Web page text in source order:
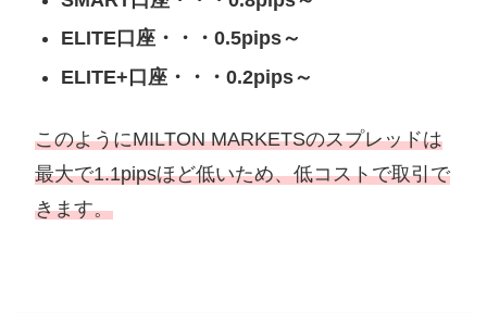
ELITE口座・・・0.5pips～
ELITE+口座・・・0.2pips～
このようにMILTON MARKETSのスプレッドは
最大で1.1pipsほど低いため、低コストで取引で
きます。